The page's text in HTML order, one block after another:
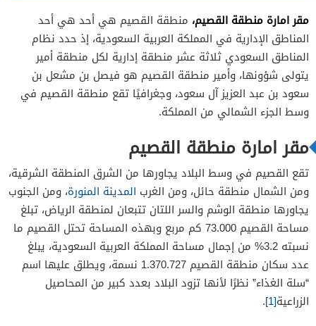
مقر امارة منطقة القصيم، منطقة القصيم هي أحد هي أحد
المناطق الإدارية في المملكة العربية السعودية، إذ حدد نظام
المناطق السعودي ثلاثة عشر منطقة إدارية لكل منطقة أمير
يتولى شؤونها، وأمير منطقة القصيم هو فيصل بن مشعل بن
سعود بن عبد العزيز آل سعود، وجغرافيًا تقع منطقة القصيم في
وسط الجزء الشمالي من المملكة.
مقر امارة منطقة القصيم
تقع القصيم في وسط البلاد يجاورها من الشرق المنطقة الشرقية،
ومن الشمال منطقة حائل، ومن الغرب المدينة المنورة، ومن الجنوب
يجاورها منطقة الوشم والسر اللتان تتبعان لمنطقة الرياض، تبلغ
مساحة القصيم 73.000 كم مربع وبهذه المساحة تحتل القصيم ما
نسبته 3.2% من إجمال مساحة المملكة العربية السعودية، يبلغ
عدد سكان منطقة القصيم 1.370.727 نسمة، ويطلق عليها اسم
“سلة الغذاء” نظرًا لأنها تزود البلاد بعدد كبير من المحاصيل
الزراعية[1]
.